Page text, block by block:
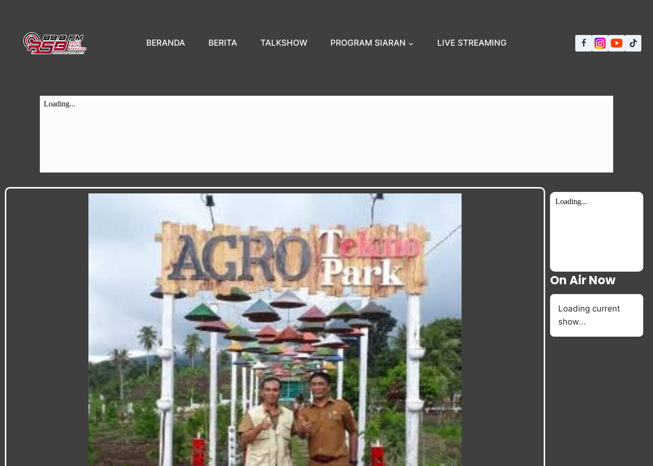
BERANDA BERITA TALKSHOW PROGRAM SIARAN LIVE STREAMING
On Air Now
Loading current
show...